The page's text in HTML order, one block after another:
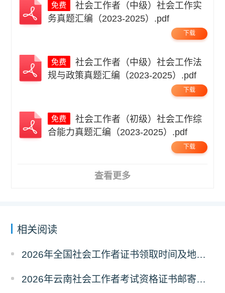
社会工作者（中级）社会工作实
务真题汇编（2023-2025）.pdf
下载
社会工作者（中级）社会工作法
规与政策真题汇编（2023-2025）.pdf
下载
社会工作者（初级）社会工作综
合能力真题汇编（2023-2025）.pdf
下载
查看更多
相关阅读
2026年全国社会工作者证书领取时间及地点汇总
2026年云南社会工作者考试资格证书邮寄领取的通知